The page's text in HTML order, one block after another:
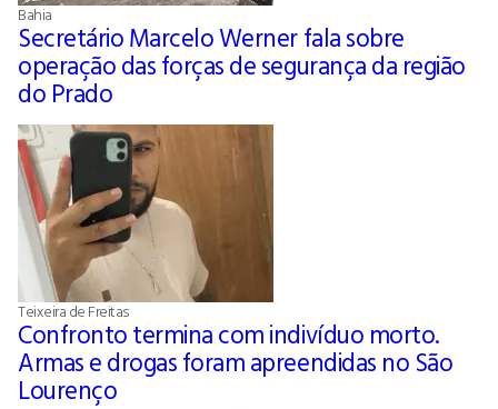
Bahia
Secretário Marcelo Werner fala sobre
operação das forças de segurança da região
do Prado
Teixeira de Freitas
Confronto termina com indivíduo morto.
Armas e drogas foram apreendidas no São
Lourenço